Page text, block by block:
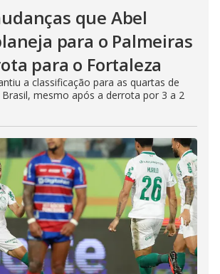
que Abel
para o Palmeiras
para o Fortaleza
a classificação para as quartas de
mesmo após a derrota por 3 a 2